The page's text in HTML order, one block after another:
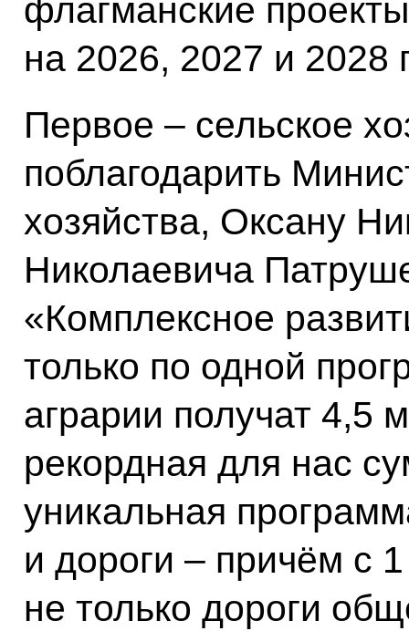
флагманские проекты
на 2026, 2027 и 2028
Первое – сельское
поблагодарить
хозяйства, Оксану
Николаевича
«Комплексное
только по одной
аграрии получат 4,5
рекордная для нас
уникальная
и дороги – причём с
не только дороги